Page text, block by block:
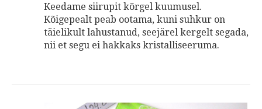
Keedame siirupit kõrgel kuumusel.
Kõigepealt peab ootama, kuni suhkur on
täielikult lahustanud, seejärel kergelt segada,
nii et segu ei hakkaks kristalliseeruma.